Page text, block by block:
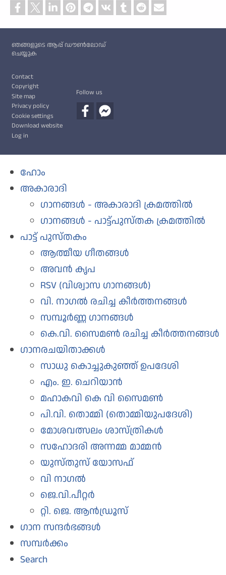
ഞങ്ങളുടെ ആപ്പ് ഡൗൺലോഡ്
ചെയ്യുക
Contact
Copyright
Site map
Privacy policy
Cookie settings
Download website
Log in
Follow us
ഹോം
അകാരാദി
ഗാനങ്ങള്‍ - അകാരാദി ക്രമത്തില്‍
ഗാനങ്ങള്‍ - പാട്ട്പുസ്തക ക്രമത്തില്‍
പാട്ട് പുസ്തകം
ആത്മീയ ഗീതങ്ങൾ
അവന്‍ കൃപ
RSV (വിശ്വാസ ഗാനങ്ങള്‍)
വി. നാഗൽ രചിച്ച കീർത്തനങ്ങൾ
സമ്പൂർണ്ണ ഗാനങ്ങൾ
കെ.വി. സൈമൺ രചിച്ച കീർത്തനങ്ങൾ
ഗാനരചയിതാക്കള്‍
സാധു കൊച്ചുകുഞ്ഞ് ഉപദേശി
എം. ഇ. ചെറിയാന്‍
മഹാകവി കെ വി സൈമണ്‍
പി.വി. തൊമ്മി (തൊമ്മിയുപദേശി)
മോശവത്സലം ശാസ്ത്രികൾ
സഹോദരി അന്നമ്മ മാമ്മന്‍
യുസ്‌തുസ്‌ യോസഫ്‌
വി നാഗല്‍
ജെ.വി.പീറ്റർ
റ്റി. ജെ. ആൻഡ്രൂസ്
ഗാന സന്ദര്‍ഭങ്ങള്‍
സമ്പര്‍ക്കം
Search